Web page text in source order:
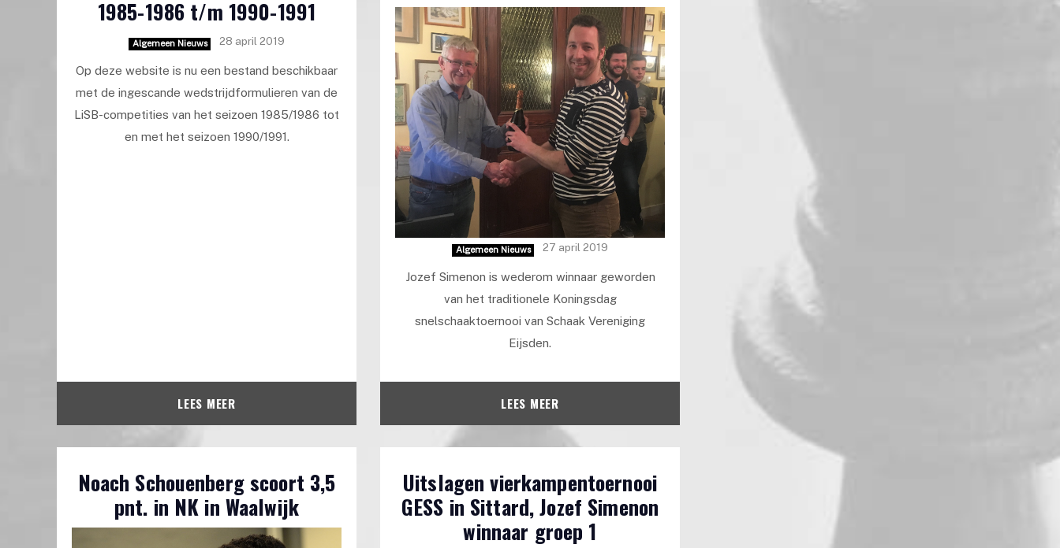
1985-1986 t/m 1990-1991
Algemeen Nieuws 28 april 2019
Op deze website is nu een bestand beschikbaar
met de ingescande wedstrijdformulieren van de
LiSB-competities van het seizoen 1985/1986 tot
en met het seizoen 1990/1991.
LEES MEER
Algemeen Nieuws 27 april 2019
Jozef Simenon is wederom winnaar geworden
van het traditionele Koningsdag
snelschaaktoernooi van Schaak Vereniging
Eijsden.
LEES MEER
Noach Schouenberg scoort 3,5
pnt. in NK in Waalwijk
Uitslagen vierkampentoernooi
GESS in Sittard, Jozef Simenon
winnaar groep 1